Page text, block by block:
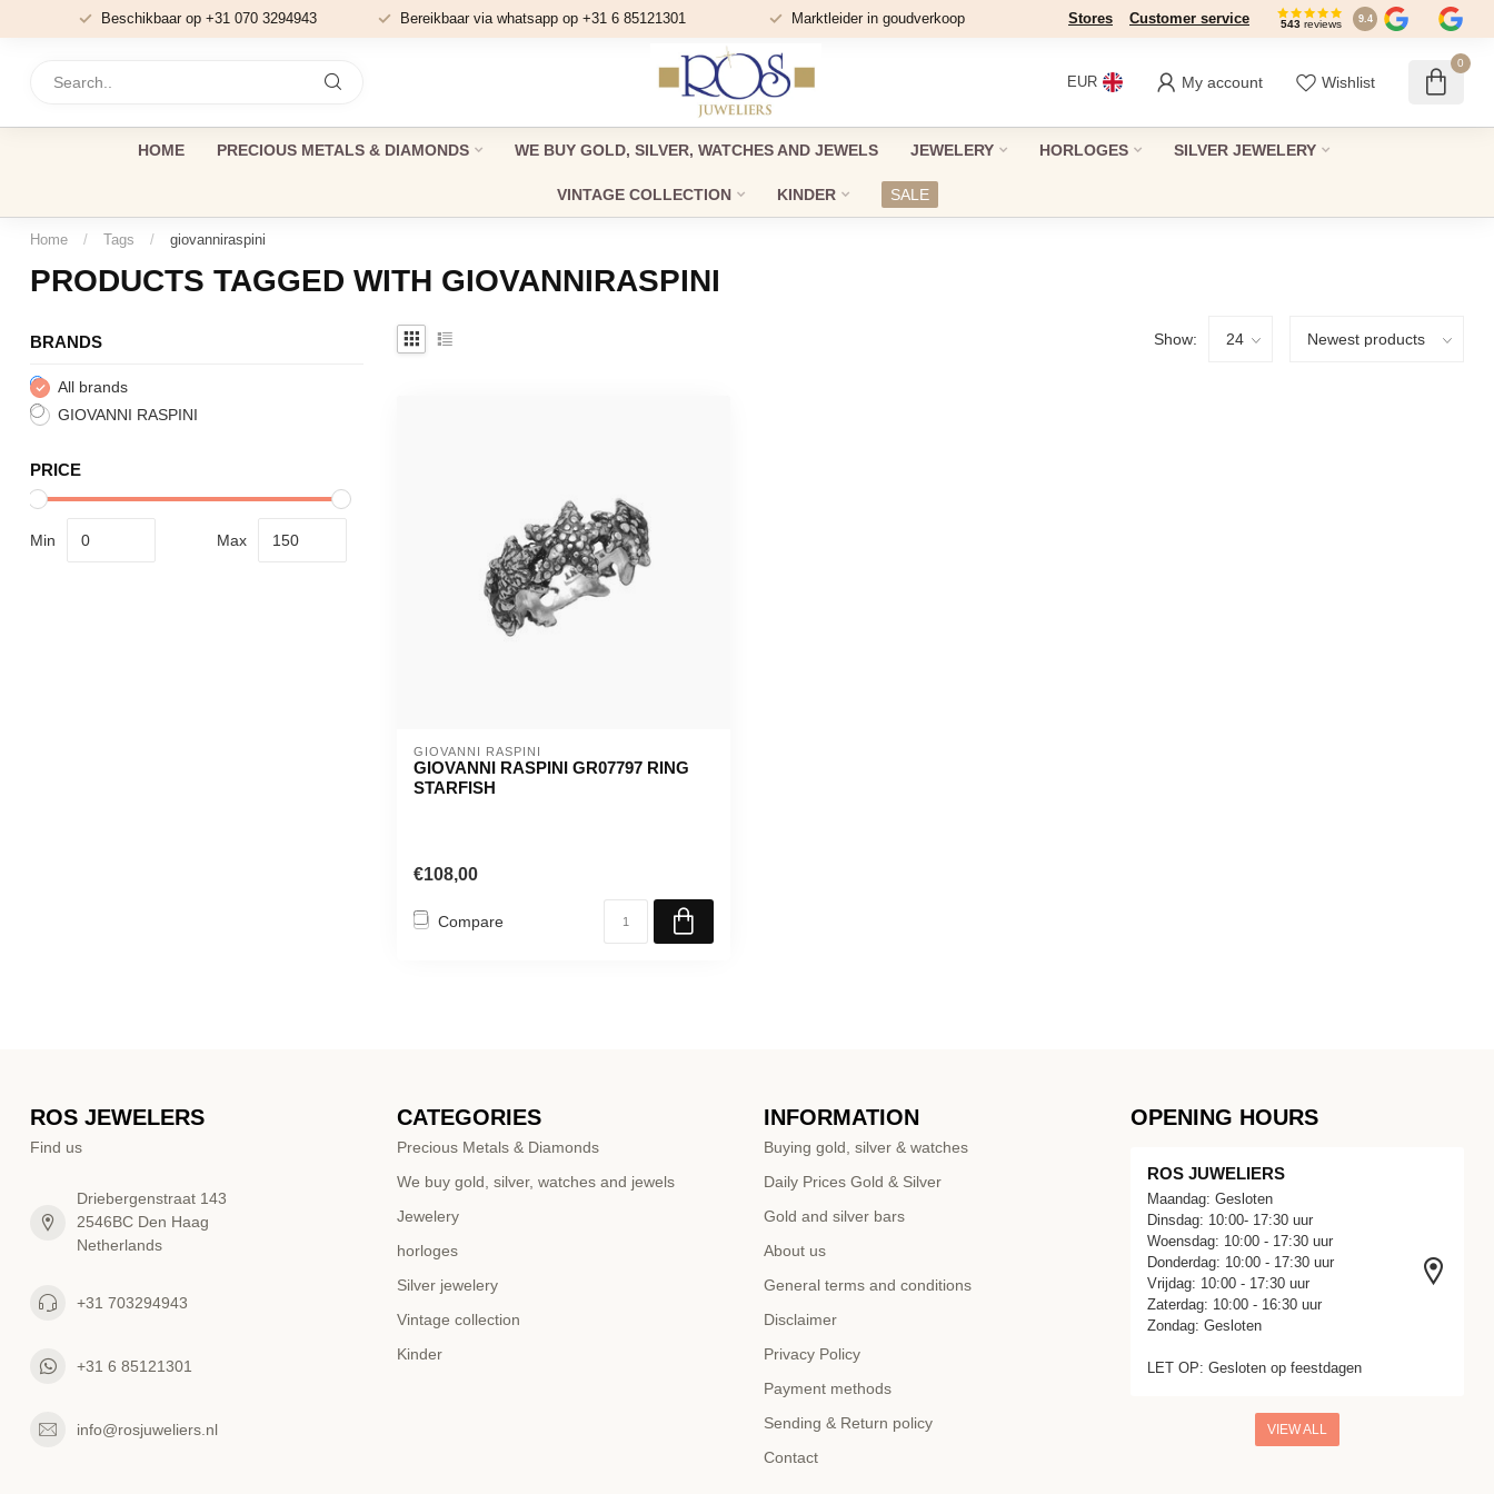
Beschikbaar op +31 070 3294943 Bereikbaar via whatsapp op +31 6 85121301 Marktleider in goudverkoop Dé winkel in Den Haag sinds 1946
Stores Customer service 543 reviews 9.4
EUR My account Wishlist
0
HOME PRECIOUS METALS & DIAMONDS WE BUY GOLD, SILVER, WATCHES AND JEWELS JEWELERY HORLOGES SILVER JEWELERY
VINTAGE COLLECTION KINDER SALE
Home / Tags / giovanniraspini
PRODUCTS TAGGED WITH GIOVANNIRASPINI
BRANDS
All brands
GIOVANNI RASPINI
PRICE
Min Max
Show:
GIOVANNI RASPINI
GIOVANNI RASPINI GR07797 RING
STARFISH
€108,00
Compare
ROS JEWELERS
Find us
Driebergenstraat 143
2546BC Den Haag
Netherlands
+31 703294943
+31 6 85121301
info@rosjuweliers.nl
CATEGORIES
Precious Metals & Diamonds
We buy gold, silver, watches and jewels
Jewelery
horloges
Silver jewelery
Vintage collection
Kinder
INFORMATION
Buying gold, silver & watches
Daily Prices Gold & Silver
Gold and silver bars
About us
General terms and conditions
Disclaimer
Privacy Policy
Payment methods
Sending & Return policy
Contact
OPENING HOURS
ROS JUWELIERS
Maandag: Gesloten
Dinsdag: 10:00- 17:30 uur
Woensdag: 10:00 - 17:30 uur
Donderdag: 10:00 - 17:30 uur
Vrijdag: 10:00 - 17:30 uur
Zaterdag: 10:00 - 16:30 uur
Zondag: Gesloten
LET OP: Gesloten op feestdagen
VIEW ALL